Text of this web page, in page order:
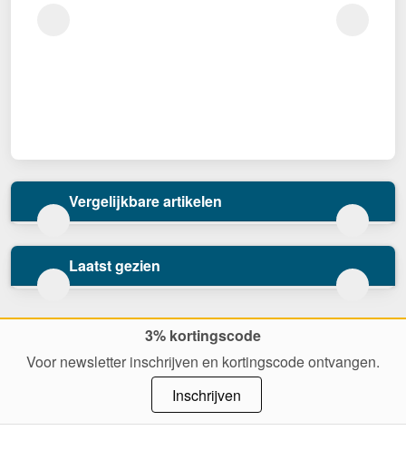
Vergelijkbare artikelen
Laatst gezien
3% kortingscode
Voor newsletter inschrijven en kortingscode ontvangen.
Inschrijven